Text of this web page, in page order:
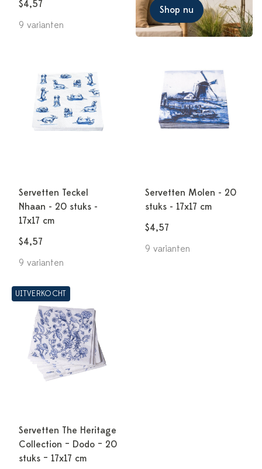
$4,57
9 varianten
Shop nu
Servetten Teckel
Nhaan - 20 stuks -
17x17 cm
$4,57
9 varianten
Servetten Molen - 20
stuks - 17x17 cm
$4,57
9 varianten
UITVERKOCHT
Servetten The Heritage
Collection – Dodo – 20
stuks – 17x17 cm